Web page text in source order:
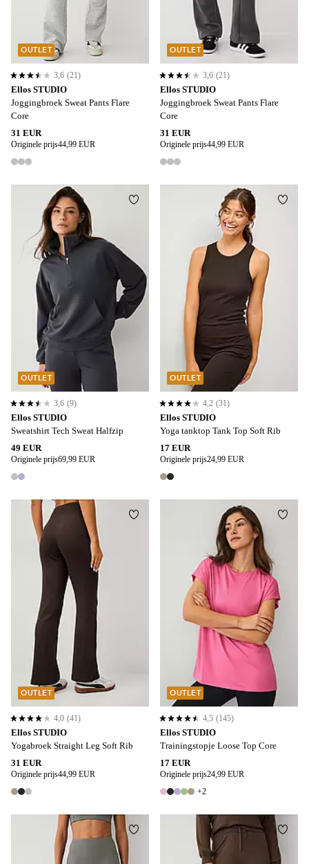
Ellos STUDIO
Joggingbroek Sweat Pants Flare
Core
31 EUR
Originele prijs44,99 EUR
3 kleuren
3,6 op basis van 21 beoordelingen
3,6 (21)
OUTLET
Ellos STUDIO
Joggingbroek Sweat Pants Flare
Core
31 EUR
Originele prijs44,99 EUR
3 kleuren
3,6 op basis van 21 beoordelingen
3,6 (21)
OUTLET
Ellos STUDIO
Sweatshirt Tech Sweat Halfzip
49 EUR
Originele prijs69,99 EUR
2 kleuren
3,6 op basis van 9 beoordelingen
3,6 (9)
OUTLET
Toevoegen aan favorieten
Ellos STUDIO
Yoga tanktop Tank Top Soft Rib
17 EUR
Originele prijs24,99 EUR
2 kleuren
4,2 op basis van 31 beoordelingen
4,2 (31)
OUTLET
Ellos STUDIO
Yogabroek Straight Leg Soft Rib
31 EUR
Originele prijs44,99 EUR
3 kleuren
4,0 op basis van 41 beoordelingen
4,0 (41)
OUTLET
Toevoegen aan favorieten
2XL3XL
Ellos STUDIO
Trainingstopje Loose Top Core
17 EUR
Originele prijs24,99 EUR
7 kleuren
+2
4,5 op basis van 145 beoordelingen
4,5 (145)
OUTLET
Toevoegen aan favorieten